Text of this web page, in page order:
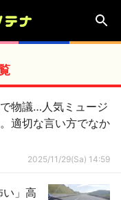
物議…人気ミュージ
適切な言い方でなか
2025/11/29(Sa) 14:59
」高